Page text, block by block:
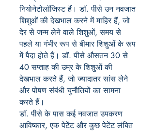
नियोनेटोलॉजिस्ट हैं। डॉ. पीसे उन नवजात
शिशुओं की देखभाल करने में माहिर हैं,जो
देर से जन्म लेने वाले शिशुओं,समय से
पहले या गंभीर रूप से बीमार शिशुओं के रूप
में पैदा होते हैं। डॉ. पीसे औसतन 30 से
40 सप्ताह की उम्र के शिशुओं की
देखभाल करते हैं,जो ज्यादातर सांस लेने
और पोषण संबंधी चुनौतियों का सामना
करते हैं।
डॉ. पीसे के पास कई नवजात उपकरण
आविष्कार,एक पेटेंट और कुछ पेटेंट लंबित